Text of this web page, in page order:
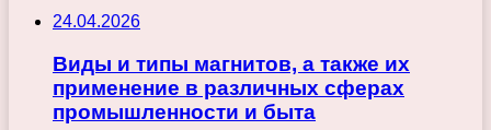
24.04.2026
Виды и типы магнитов, а также их
применение в различных сферах
промышленности и быта